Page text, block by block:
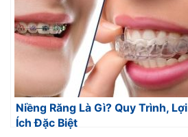
Niềng Răng Là Gì? Quy Trình, Lợi
Ích Đặc Biệt